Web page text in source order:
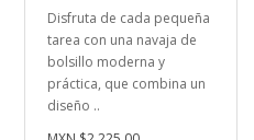
Disfruta de cada pequeña
tarea con una navaja de
bolsillo moderna y
práctica, que combina un
diseño ..